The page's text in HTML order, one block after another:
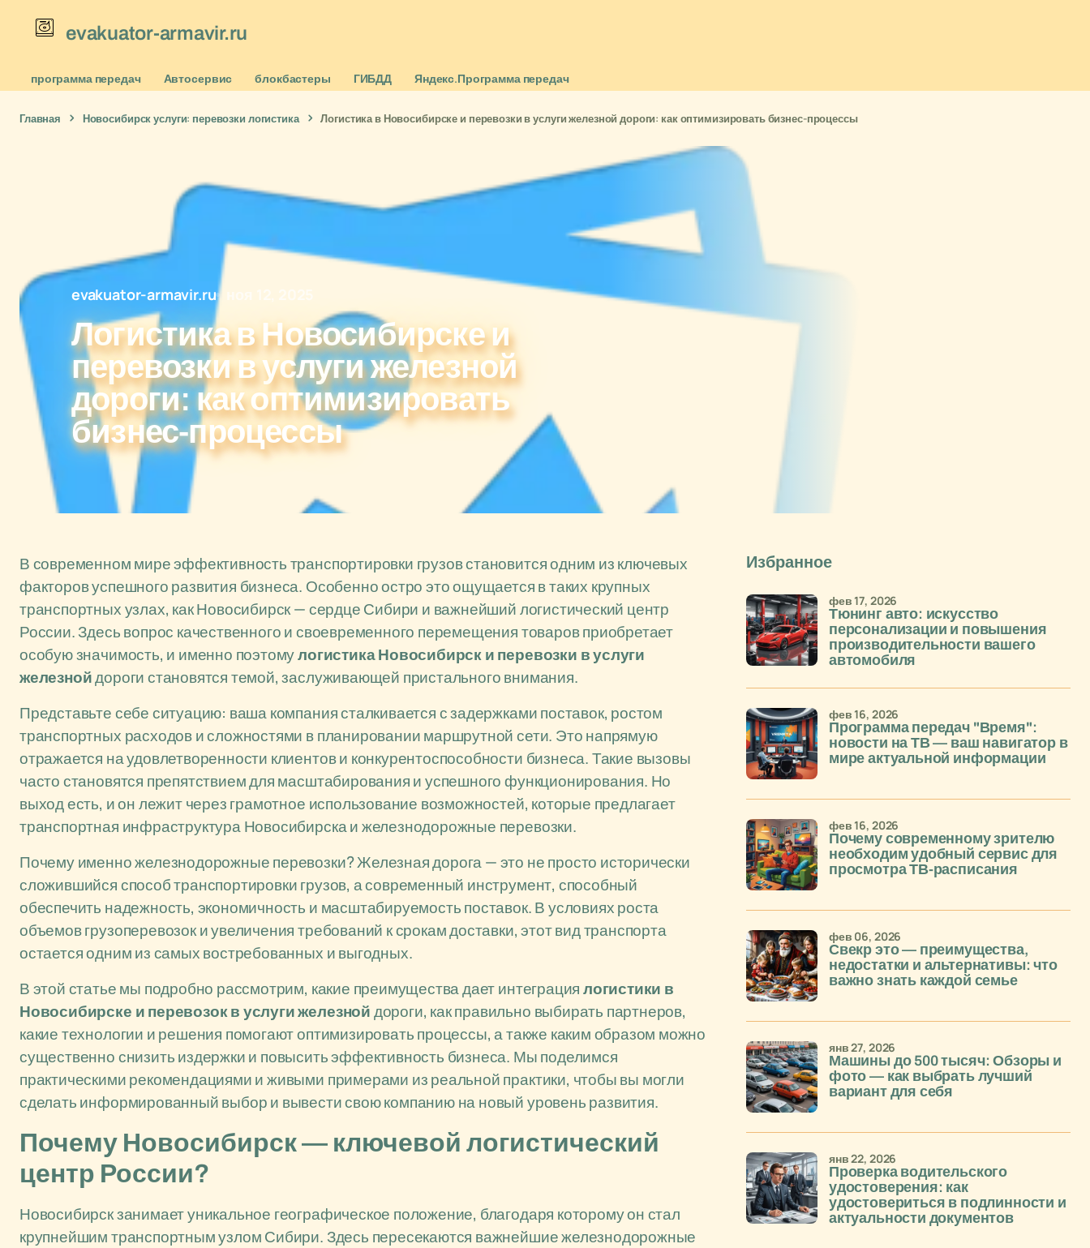
evakuator-armavir.ru
программа передач Автосервис блокбастеры ГИБДД Яндекс.Программа передач
Главная Новосибирск услуги: перевозки логистика Логистика в Новосибирске и перевозки в услуги железной дороги: как оптимизировать бизнес-процессы
evakuator-armavir.ru
Логистика в Новосибирске и
перевозки в услуги железной
дороги: как оптимизировать
бизнес-процессы
В современном мире эффективность транспортировки грузов становится одним из ключевых
факторов успешного развития бизнеса. Особенно остро это ощущается в таких крупных
транспортных узлах, как Новосибирск — сердце Сибири и важнейший логистический центр
России. Здесь вопрос качественного и своевременного перемещения товаров приобретает
особую значимость, и именно поэтомулогистика Новосибирск и перевозки в услуги
железнойдороги становятся темой, заслуживающей пристального внимания.
Представьте себе ситуацию: ваша компания сталкивается с задержками поставок, ростом
транспортных расходов и сложностями в планировании маршрутной сети. Это напрямую
отражается на удовлетворенности клиентов и конкурентоспособности бизнеса. Такие вызовы
часто становятся препятствием для масштабирования и успешного функционирования. Но
выход есть, и он лежит через грамотное использование возможностей, которые предлагает
транспортная инфраструктура Новосибирска и железнодорожные перевозки.
Почему именно железнодорожные перевозки? Железная дорога — это не просто исторически
сложившийся способ транспортировки грузов, а современный инструмент, способный
обеспечить надежность, экономичность и масштабируемость поставок. В условиях роста
объемов грузоперевозок и увеличения требований к срокам доставки, этот вид транспорта
остается одним из самых востребованных и выгодных.
В этой статье мы подробно рассмотрим, какие преимущества дает интеграциялогистики в
Новосибирске и перевозок в услуги железнойдороги, как правильно выбирать партнеров,
какие технологии и решения помогают оптимизировать процессы, а также каким образом можно
существенно снизить издержки и повысить эффективность бизнеса. Мы поделимся
практическими рекомендациями и живыми примерами из реальной практики, чтобы вы могли
сделать информированный выбор и вывести свою компанию на новый уровень развития.
Почему Новосибирск — ключевой логистический
центр России?
Новосибирск занимает уникальное географическое положение, благодаря которому он стал
крупнейшим транспортным узлом Сибири. Здесь пересекаются важнейшие железнодорожные
Избранное
Тюнинг авто: искусство
персонализации и повышения
производительности вашего
автомобиля
фев 17, 2026
Программа передач "Время":
новости на ТВ — ваш навигатор в
мире актуальной информации
фев 16, 2026
Почему современному зрителю
необходим удобный сервис для
просмотра ТВ-расписания
фев 16, 2026
Свекр это — преимущества,
недостатки и альтернативы: что
важно знать каждой семье
фев 06, 2026
Машины до 500 тысяч: Обзоры и
фото — как выбрать лучший
вариант для себя
янв 27, 2026
Проверка водительского
удостоверения: как
удостовериться в подлинности и
актуальности документов
янв 22, 2026